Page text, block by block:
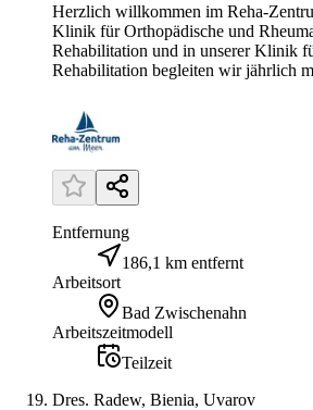
Herzlich willkommen im Reha-
Klinik für Orthopädische und
Rehabilitation und in unserer Klinik
Rehabilitation begleiten wir jährlich
Entfernung
186,1 km entfernt
Arbeitsort
Bad Zwischenahn
Arbeitszeitmodell
Teilzeit
Dres. Radew, Bienia, Uvarov